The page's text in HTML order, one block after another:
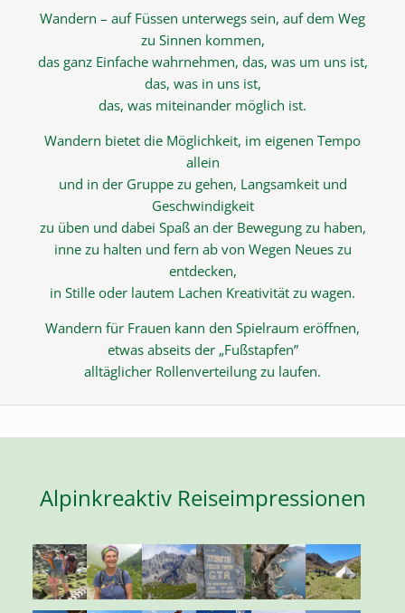
Wandern – auf Füssen unterwegs sein, auf dem Weg
zu Sinnen kommen,
das ganz Einfache wahrnehmen, das, was um uns ist,
das, was in uns ist,
das, was miteinander möglich ist.
Wandern bietet die Möglichkeit, im eigenen Tempo
allein
und in der Gruppe zu gehen, Langsamkeit und
Geschwindigkeit
zu üben und dabei Spaß an der Bewegung zu haben,
inne zu halten und fern ab von Wegen Neues zu
entdecken,
in Stille oder lautem Lachen Kreativität zu wagen.
Wandern für Frauen kann den Spielraum eröffnen,
etwas abseits der „Fußstapfen”
alltäglicher Rollenverteilung zu laufen.
Alpinkreaktiv Reiseimpressionen